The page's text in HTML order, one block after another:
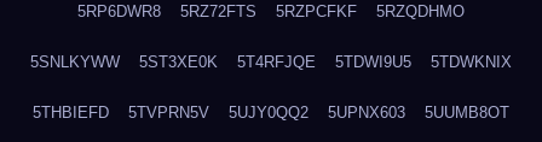
5RP6DWR8 5RZ72FTS 5RZPCFKF 5RZQDHMO
5SNLKYWW 5ST3XE0K 5T4RFJQE 5TDWI9U5 5TDWKNIX
5THBIEFD 5TVPRN5V 5UJY0QQ2 5UPNX603 5UUMB8OT